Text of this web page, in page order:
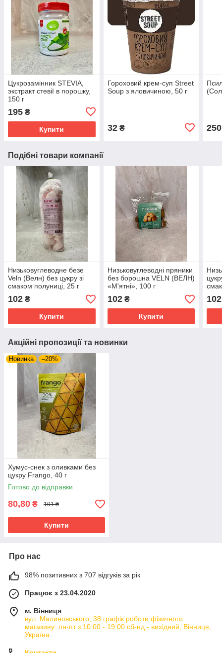
Цукрозамінник STEVIA,
экстракт стевії в порошку,
150 г
195 ₴
Купити
Гороховий крем-суп Street
Soup з яловичиною, 50 г
32₴ 250
Подібні товари компанії
Низьковуглеводне безе
Veln (Велн) без цукру зі
смаком полуниці, 25 г
102 ₴
Купити
Низьковуглеводні пряники
без борошна VELN (ВЕЛН)
«М'ятні», 100 г
102₴
Купити
102
Акційні пропозиції та новинки
Новинка –20%
Хумус-снек з оливками без
цукру Frango, 40 г
Готово до відправки
80,80 ₴ 101 ₴
Купити
Про нас
98% позитивних з 707 відгуків за рік
Працює з 23.04.2020
м. Вінниця
вул. Малиновського, 38 графік роботи фізичного
магазину: пн-пт з 10:00 - 19:00 сб-нд - вихідний, Вінниця,
Україна